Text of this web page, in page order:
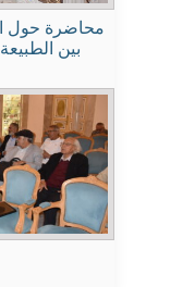
محاضرة حول
بين